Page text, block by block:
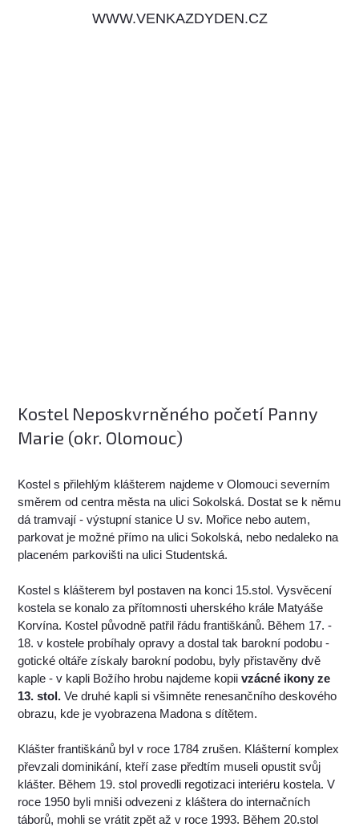
WWW.VENKAZDYDEN.CZ
Kostel Neposkvrněného početí Panny
Marie (okr. Olomouc)
Kostel s přilehlým klášterem najdeme v Olomouci severním
směrem od centra města na ulici Sokolská. Dostat se k němu
dá tramvají - výstupní stanice U sv. Mořice nebo autem,
parkovat je možné přímo na ulici Sokolská, nebo nedaleko na
placeném parkovišti na ulici Studentská.
Kostel s klášterem byl postaven na konci 15.stol. Vysvěcení
kostela se konalo za přítomnosti uherského krále Matyáše
Korvína. Kostel původně patřil řádu františkánů. Během 17. -
18. v kostele probíhaly opravy a dostal tak barokní podobu -
gotické oltáře získaly barokní podobu, byly přistavěny dvě
kaple - v kapli Božího hrobu najdeme kopiivzácné ikony ze
13. stol. Ve druhé kapli si všimněte renesančního deskového
obrazu, kde je vyobrazena Madona s dítětem.
Klášter františkánů byl v roce 1784 zrušen. Klášterní komplex
převzali dominikání, kteří zase předtím museli opustit svůj
klášter. Během 19. stol provedli regotizaci interiéru kostela. V
roce 1950 byli mniši odvezeni z kláštera do internačních
táborů, mohli se vrátit zpět až v roce 1993. Během 20.stol